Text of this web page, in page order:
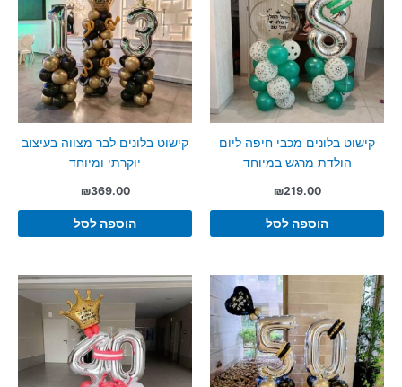
קישוט בלונים מכבי חיפה ליום
הולדת מרגש במיוחד
₪219.00
הוספה לסל
קישוט בלונים לבר מצווה בעיצוב
יוקרתי ומיוחד
₪369.00
הוספה לסל